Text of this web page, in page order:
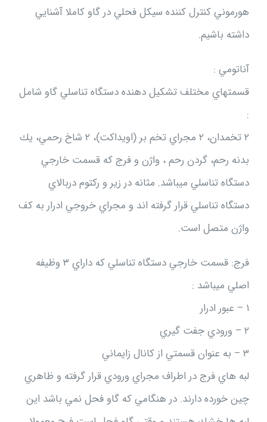
هورموني كنترل كننده سيكل فحلي در گاو كاملا آشنايي
داشته باشيم.
آناتومي :
قسمتهاي مختلف تشكيل دهنده دستگاه تناسلي گاو شامل
:
۲ تخمدان، ۲ مجراي تخم بر (اويداكت)، ۲ شاخ رحمي، يك
بدنه رحم، گردن رحم ، واژن و فرج كه قسمت خارجي
دستگاه تناسلي ميباشد. مثانه در زير و ركتوم دربالاي
دستگاه تناسلي قرار گرفته اند و مجراي خروجي ادرار به كف
واژن متصل است.
فرج: قسمت خارجي دستگاه تناسلي كه داراي ۳ وظيفه
اصلي ميباشد :
۱ – عبور ادرار
۲ – ورودي جفت گيري
۳ – به عنوان قسمتي از كانال زايماني
لبه هاي فرج در اطراف مجراي ورودي قرار گرفته و ظاهري
چين خورده دارند. در هنگامي كه گاو فحل نمي باشد اين